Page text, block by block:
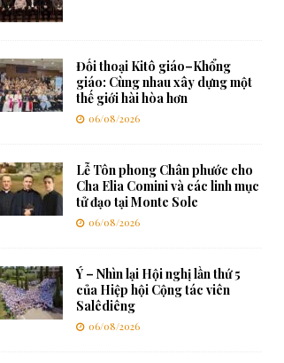
Đối thoại Kitô giáo–Khổng
giáo: Cùng nhau xây dựng một
thế giới hài hòa hơn
06/08/2026
Lễ Tôn phong Chân phước cho
Cha Elia Comini và các linh mục
tử đạo tại Monte Sole
06/08/2026
Ý – Nhìn lại Hội nghị lần thứ 5
của Hiệp hội Cộng tác viên
Salêdiêng
06/08/2026